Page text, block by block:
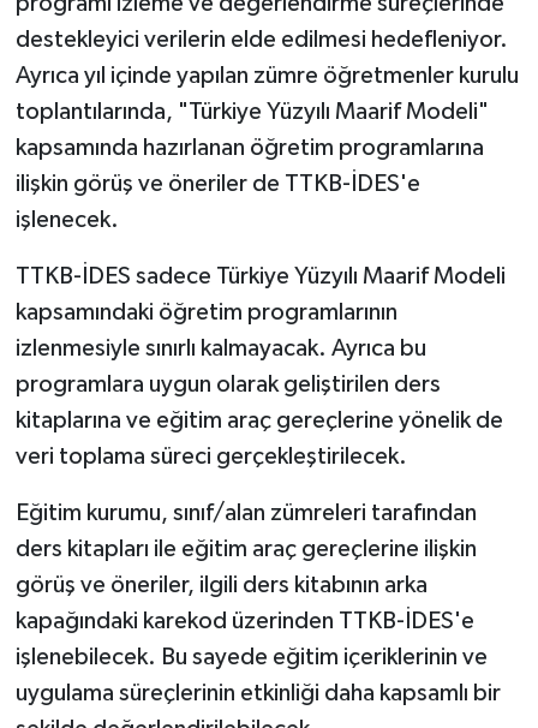
destekleyici verilerin elde edilmesi hedefleniyor.
Ayrıca yıl içinde yapılan zümre öğretmenler kurulu
toplantılarında, "Türkiye Yüzyılı Maarif Modeli"
kapsamında hazırlanan öğretim programlarına
ilişkin görüş ve öneriler de TTKB-İDES'e
işlenecek.
TTKB-İDES sadece Türkiye Yüzyılı Maarif Modeli
kapsamındaki öğretim programlarının
izlenmesiyle sınırlı kalmayacak. Ayrıca bu
programlara uygun olarak geliştirilen ders
kitaplarına ve eğitim araç gereçlerine yönelik de
veri toplama süreci gerçekleştirilecek.
Eğitim kurumu, sınıf/alan zümreleri tarafından
ders kitapları ile eğitim araç gereçlerine ilişkin
görüş ve öneriler, ilgili ders kitabının arka
kapağındaki karekod üzerinden TTKB-İDES'e
işlenebilecek. Bu sayede eğitim içeriklerinin ve
uygulama süreçlerinin etkinliği daha kapsamlı bir